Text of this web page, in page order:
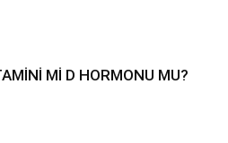
Mİ D HORMONU MU?